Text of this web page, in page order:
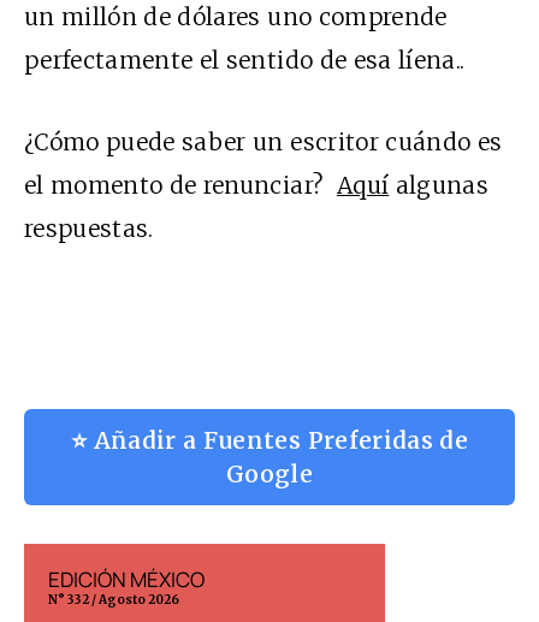
un millón de dólares uno comprende
perfectamente el sentido de esa líena..
¿Cómo puede saber un escritor cuándo es
el momento de renunciar? Aquí algunas
respuestas.
⭐ Añadir a Fuentes Preferidas de
Google
EDICIÓN MÉXICO
N° 332 / Agosto 2026